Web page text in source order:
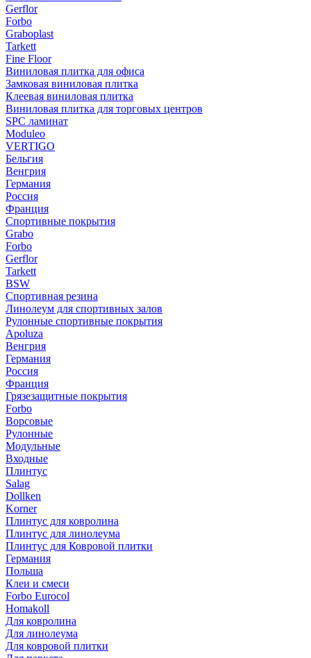
Gerflor
Forbo
Graboplast
Tarkett
Fine Floor
Виниловая плитка для офиса
Замковая виниловая плитка
Клеевая виниловая плитка
Виниловая плитка для торговых центров
SPC ламинат
Moduleo
VERTIGO
Бельгия
Венгрия
Германия
Россия
Франция
Спортивные покрытия
Grabo
Forbo
Gerflor
Tarkett
BSW
Спортивная резина
Линолеум для спортивных залов
Рулонные спортивные покрытия
Apoluza
Венгрия
Германия
Россия
Франция
Грязезащитные покрытия
Forbo
Ворсовые
Рулонные
Модульные
Входные
Плинтус
Salag
Dollken
Korner
Плинтус для ковролина
Плинтус для линолеума
Плинтус для Ковровой плитки
Германия
Польша
Клеи и смеси
Forbo Eurocol
Homakoll
Для ковролина
Для линолеума
Для ковровой плитки